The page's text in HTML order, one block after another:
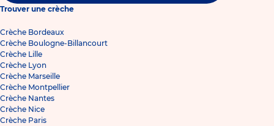
Trouver une crèche
Crèche Bordeaux
Crèche Boulogne-Billancourt
Crèche Lille
Crèche Lyon
Crèche Marseille
Crèche Montpellier
Crèche Nantes
Crèche Nice
Crèche Paris